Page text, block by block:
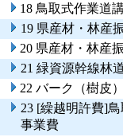
18 鳥取式作業道
19 県産材・林産
20 県産材・林産
21 緑資源幹線林
22 バーク（樹皮
23 [繰越明許費]
事業費